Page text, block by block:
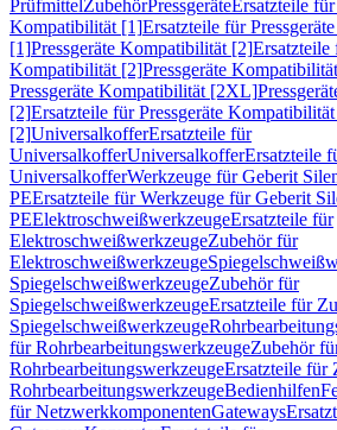
PrüfmittelZubehörPressgeräteErsatzteile für
Kompatibilität [1]Ersatzteile für
[1]Pressgeräte Kompatibilität [2]Ersatzteile
Kompatibilität [2]Pressgeräte
Pressgeräte Kompatibilität [2XL]
[2]Ersatzteile für Pressgeräte
[2]UniversalkofferErsatzteile für
UniversalkofferUniversalkofferErsatzteile
UniversalkofferWerkzeuge für Geberit
PEErsatzteile für Werkzeuge für Geberit
PEElektroschweißwerkzeugeErsatzteile für
ElektroschweißwerkzeugeZubehör für
Elektroschweißwerkzeuge
SpiegelschweißwerkzeugeZubehör für
SpiegelschweißwerkzeugeErsatzteile für
Spiegelschweißwerkzeuge
für RohrbearbeitungswerkzeugeZubehör
RohrbearbeitungswerkzeugeErsatzteile für
RohrbearbeitungswerkzeugeBedienhilfen
für NetzwerkkomponentenGateways